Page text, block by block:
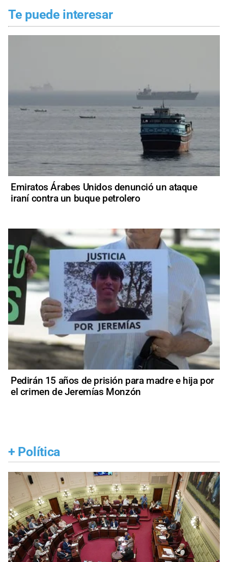
Te puede interesar
Emiratos Árabes Unidos denunció un ataque
iraní contra un buque petrolero
Pedirán 15 años de prisión para madre e hija por
el crimen de Jeremías Monzón
+ Política